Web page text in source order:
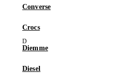
Converse
Crocs
Diemme
Diesel